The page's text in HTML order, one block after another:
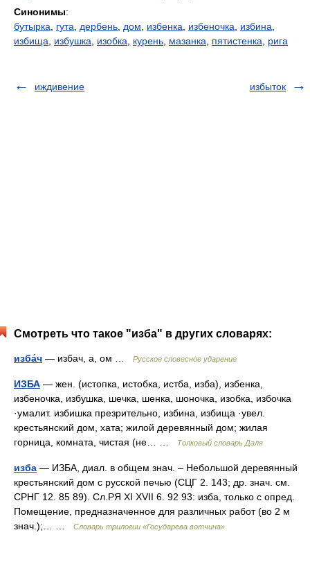
Синонимы:
бутырка
гута дербень дом избенка избеночка избина
избища
избушка изобка курень мазанка пятистенка рига
иждивение избыток
Смотреть что такое "изба" в других словарях:
изба́ч — избач, а, ом … Русское словесное ударение
ИЗБА — жен. (истопка, истобка, истба, изба), избенка,
избеночка, избушка, шечка, шенка, шоночка, изобка, избочка
·умалит. избишка презрительно, избина, избища ·увел.
крестьянский дом, хата; жилой деревянный дом; жилая
горница, комната, чистая (не… …
Толковый словарь Даля
изба — ИЗБА, диал. в общем знач. – Небольшой деревянный
крестьянский дом с русской печью (СЦГ 2. 143; др. знач. см.
СРНГ 12. 85 89). Сл.РЯ XI XVII 6. 92 93: изба, только с опред.
Помещение, предназначенное для различных работ (во 2 м
знач.);… …
Словарь трилогии «Государева вотчина»